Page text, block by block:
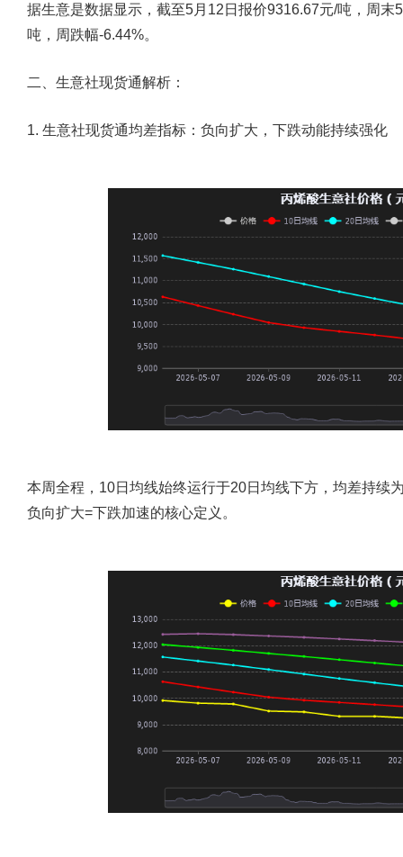
据生意是数据显示，截至5月12日报价9316.67元/吨，周
吨，周跌幅-6.44%。
二、生意社现货通解析：
1. 生意社现货通均差指标：负向扩大，下跌动能持续强化
本周全程，10日均线始终运行于20日均线下方，均差持续
负向扩大=下跌加速的核心定义。